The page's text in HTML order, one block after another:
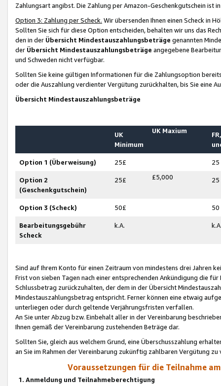
Zahlungsart angibst. Die Zahlung per Amazon-Geschenkgutschein ist
Option 3: Zahlung per Scheck. Wir übersenden Ihnen einen Scheck in
Sollten Sie sich für diese Option entscheiden, behalten wir uns das
den in der Übersicht Mindestauszahlungsbeträge genannten
der Übersicht Mindestauszahlungsbeträge angegebene
und Schweden nicht verfügbar.
Sollten Sie keine gültigen Informationen für die Zahlungsoption
oder die Auszahlung verdienter Vergütung zurückhalten, bis Sie
Übersicht Mindestauszahlungsbeträge
UK
Minimum
UK Maxium
Option 1 (Überweisung) 25£ 25
Option 2
(Geschenkgutschein)
25£ £5,000 25
Option 3 (Scheck) 50£ 50
Bearbeitungsgebühr
Scheck
k.A.
Sind auf Ihrem Konto für einen Zeitraum von mindestens drei Jahren
Frist von sieben Tagen nach einer entsprechenden Ankündigung die
Schlussbetrag zurückzuhalten, der dem in der Übersicht
Mindestauszahlungsbetrag entspricht. Ferner können eine etwaig
unterliegen oder durch geltende Verjährungsfristen verfallen.
An Sie unter Abzug bzw. Einbehalt aller in der Vereinbarung
Ihnen gemäß der Vereinbarung zustehenden Beträge dar.
Sollten Sie, gleich aus welchem Grund, eine Überschusszahlung
an Sie im Rahmen der Vereinbarung zukünftig zahlbaren Vergütung zu
Voraussetzungen für die Teilnahme
1. Anmeldung und Teilnahmeberechtigung